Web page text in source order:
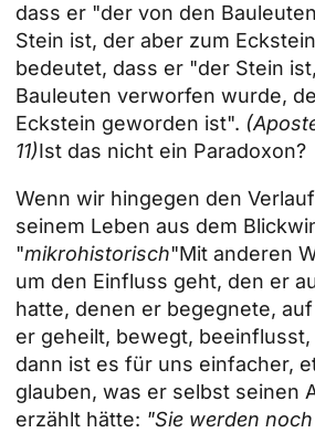
dass er "der von den
Stein ist, der aber zum
bedeutet, dass er "der Stein
Bauleuten verworfen wurde,
Eckstein geworden ist".
11)Ist das nicht ein Paradoxon?
Wenn wir hingegen den
seinem Leben aus dem
"mikrohistorisch"Mit anderen
um den Einfluss geht, den er
hatte, denen er begegnete,
er geheilt, bewegt,
dann ist es für uns einfacher,
glauben, was er selbst seinen
erzählt hätte: "Sie werden